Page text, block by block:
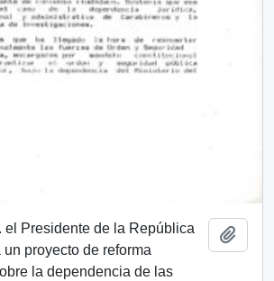
el Presidente de la República
proyecto de reforma
la dependencia de las